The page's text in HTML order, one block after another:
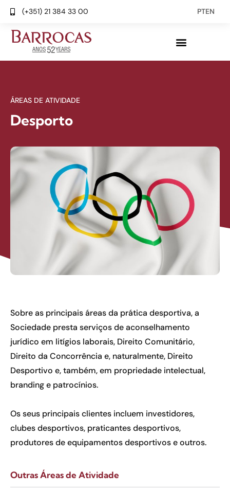
(+351) 21 384 33 00 PTEN
ÁREAS DE ATIVIDADE
Desporto
Sobre as principais áreas da prática desportiva, a
Sociedade presta serviços de aconselhamento
jurídico em litígios laborais, Direito Comunitário,
Direito da Concorrência e, naturalmente, Direito
Desportivo e, também, em propriedade intelectual,
branding e patrocínios.
Os seus principais clientes incluem investidores,
clubes desportivos, praticantes desportivos,
produtores de equipamentos desportivos e outros.
Outras Áreas de Atividade